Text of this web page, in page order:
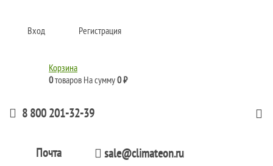
Вход Регистрация
Корзина
0товаров На сумму0 ₽
8 800 201-32-39
Почта sale@climateon.ru